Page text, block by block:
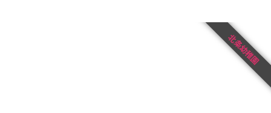
北条幼稚園